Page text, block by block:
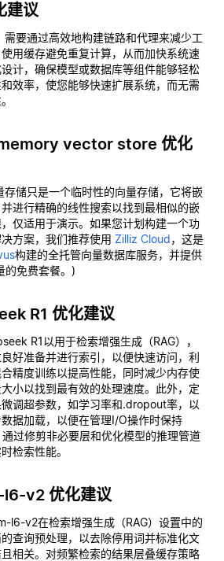
建议
要通过高效地构建链路和代理来减少工
用缓存避免重复计算，从而加快系统速
计，确保模型或数据库等组件能够轻松
效率，使您能够快速扩展系统，而无需
vector store 优化
储只是一个临时性的向量存储，它将嵌
进行精确的线性搜索以找到最相似的嵌
仅适用于演示。如果您计划构建一个功
方案，我们推荐使用 Zilliz Cloud，这是
构建的全托管向量数据库服务，并提供
的免费套餐。)
R1 优化建议
R1以用于检索增强生成（RAG），
好准备并进行索引，以便快速访问，利
精度训练以提高性能，同时减少内存使
小以找到最有效的处理速度。此外，定
调超参数，如学习率和.dropout率，以
据加载，以便在管理I/O操作时保持
过修剪非必要层和优化模型的推理管道
检索性能。
v2 优化建议
l6-v2在检索增强生成（RAG）设置中的
查询预处理，以去除停用词并标准化文
相关。对频繁检索的结果层叠缓存策略